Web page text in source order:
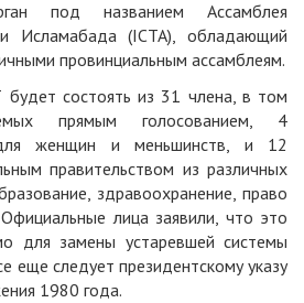
под названием Ассамблея
Исламабада (ICTA), обладающий
провинциальным ассамблеям.
состоять из 31 члена, в том
прямым голосованием, 4
для женщин и меньшинств, и 12
правительством из различных
здравоохранение, право
лица заявили, что это
для замены устаревшей системы
еще следует президентскому указу
1980 года.